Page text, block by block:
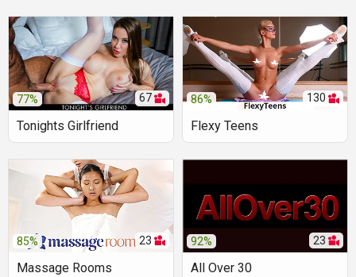
77% 67
Tonights Girlfriend
86% 130
Flexy Teens
85% 23
Massage Rooms
92% 23
All Over 30